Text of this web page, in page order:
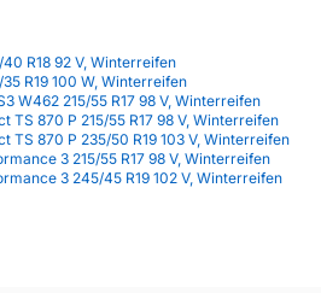
R18 92 V, Winterreifen
R19 100 W, Winterreifen
W462 215/55 R17 98 V, Winterreifen
TS 870 P 215/55 R17 98 V, Winterreifen
TS 870 P 235/50 R19 103 V, Winterreifen
3 215/55 R17 98 V, Winterreifen
3 245/45 R19 102 V, Winterreifen